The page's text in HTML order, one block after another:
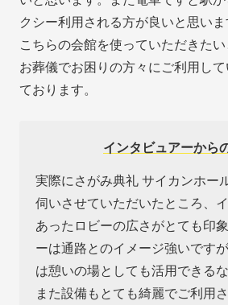
クシー利用される方が良いと思い
こちらの会館を使っていただきた
お葬儀でお困りの方々にご利用し
ております。
インタビュアーから
実際にさがみ典礼 サイカンホー
伺いさせていただいたところ、
あったロビーの広さがとても印
ーは通路とのイメージ強いです
は憩いの場としても活用できる
また設備もとても綺麗でご利用